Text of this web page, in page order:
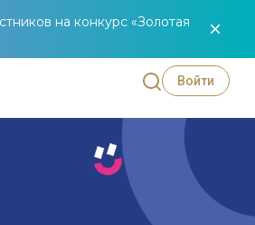
на конкурс «Золотая
Войти